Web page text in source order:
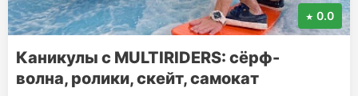
0.0
Каникулы с MULTIRIDERS: сёрф-
волна, ролики, скейт, самокат